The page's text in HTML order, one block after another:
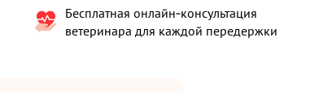
Бесплатная онлайн‑консультация
ветеринара для каждой передержки